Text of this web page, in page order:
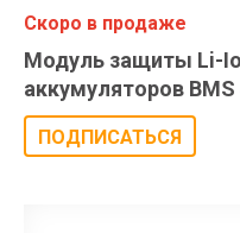
Скоро в продаже
Модуль защиты Li-
аккумуляторов BMS
ПОДПИСАТЬСЯ